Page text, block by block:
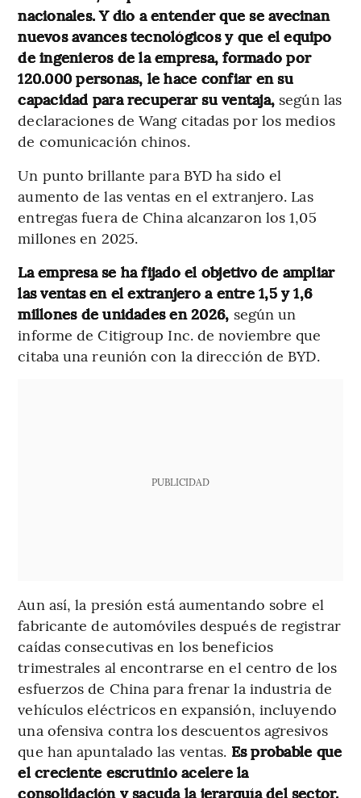
nacionales. Y dio a entender que se avecinan
nuevos avances tecnológicos y que el equipo
de ingenieros de la empresa, formado por
120.000 personas, le hace confiar en su
capacidad para recuperar su ventaja, según las
declaraciones de Wang citadas por los medios
de comunicación chinos.
Un punto brillante para BYD ha sido el
aumento de las ventas en el extranjero. Las
entregas fuera de China alcanzaron los 1,05
millones en 2025.
La empresa se ha fijado el objetivo de ampliar
las ventas en el extranjero a entre 1,5 y 1,6
millones de unidades en 2026, según un
informe de Citigroup Inc. de noviembre que
citaba una reunión con la dirección de BYD.
PUBLICIDAD
Aun así, la presión está aumentando sobre el
fabricante de automóviles después de registrar
caídas consecutivas en los beneficios
trimestrales al encontrarse en el centro de los
esfuerzos de China para frenar la industria de
vehículos eléctricos en expansión, incluyendo
una ofensiva contra los descuentos agresivos
que han apuntalado las ventas. Es probable que
el creciente escrutinio acelere la
consolidación y sacuda la jerarquía del sector.